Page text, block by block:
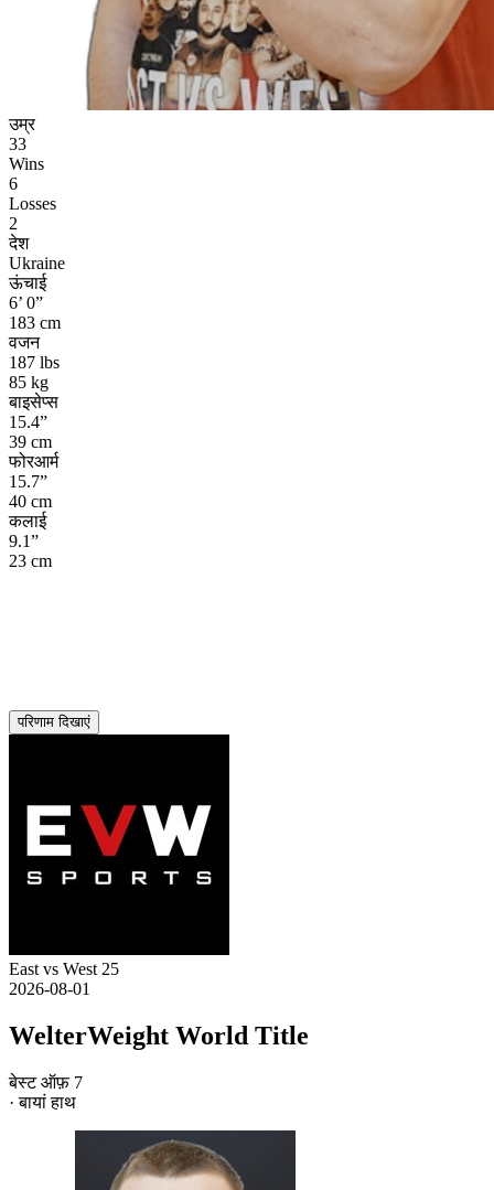
उम्र
33
Wins
6
Losses
2
देश
Ukraine
ऊंचाई
6’ 0”
183 cm
वजन
187 lbs
85 kg
बाइसेप्स
15.4”
39 cm
फोरआर्म
15.7”
40 cm
कलाई
9.1”
23 cm
परिणाम दिखाएं
East vs West 25
2026-08-01
WelterWeight World Title
बेस्ट ऑफ़ 7
· बायां हाथ